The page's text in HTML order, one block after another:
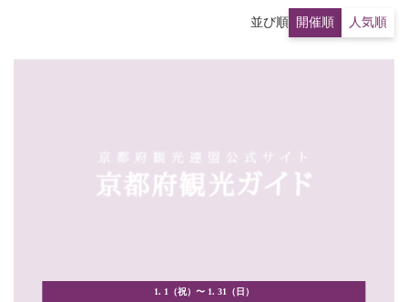
並び順 開催順 人気順
1. 1（祝）〜 1. 31（日）